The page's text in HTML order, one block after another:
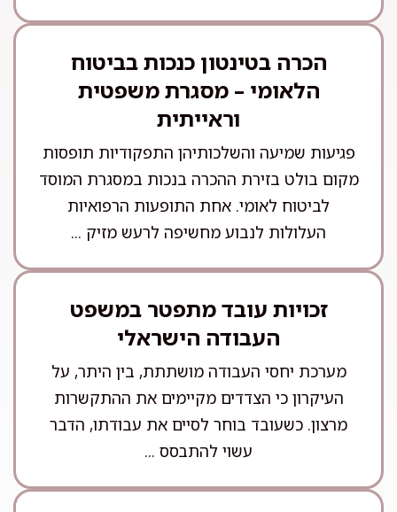
הכרה בטינטון כנכות בביטוח
הלאומי – מסגרת משפטית
וראייתית
פגיעות שמיעה והשלכותיהן התפקודיות תופסות
מקום בולט בזירת ההכרה בנכות במסגרת המוסד
לביטוח לאומי. אחת התופעות הרפואיות
העלולות לנבוע מחשיפה לרעש מזיק ...
זכויות עובד מתפטר במשפט
העבודה הישראלי
מערכת יחסי העבודה מושתתת, בין היתר, על
העיקרון כי הצדדים מקיימים את ההתקשרות
מרצון. כשעובד בוחר לסיים את עבודתו, הדבר
עשוי להתבסס ...